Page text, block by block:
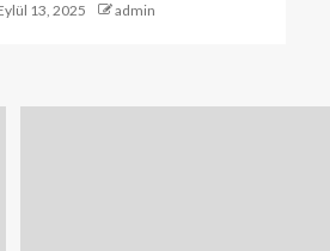
13, 2025 admin